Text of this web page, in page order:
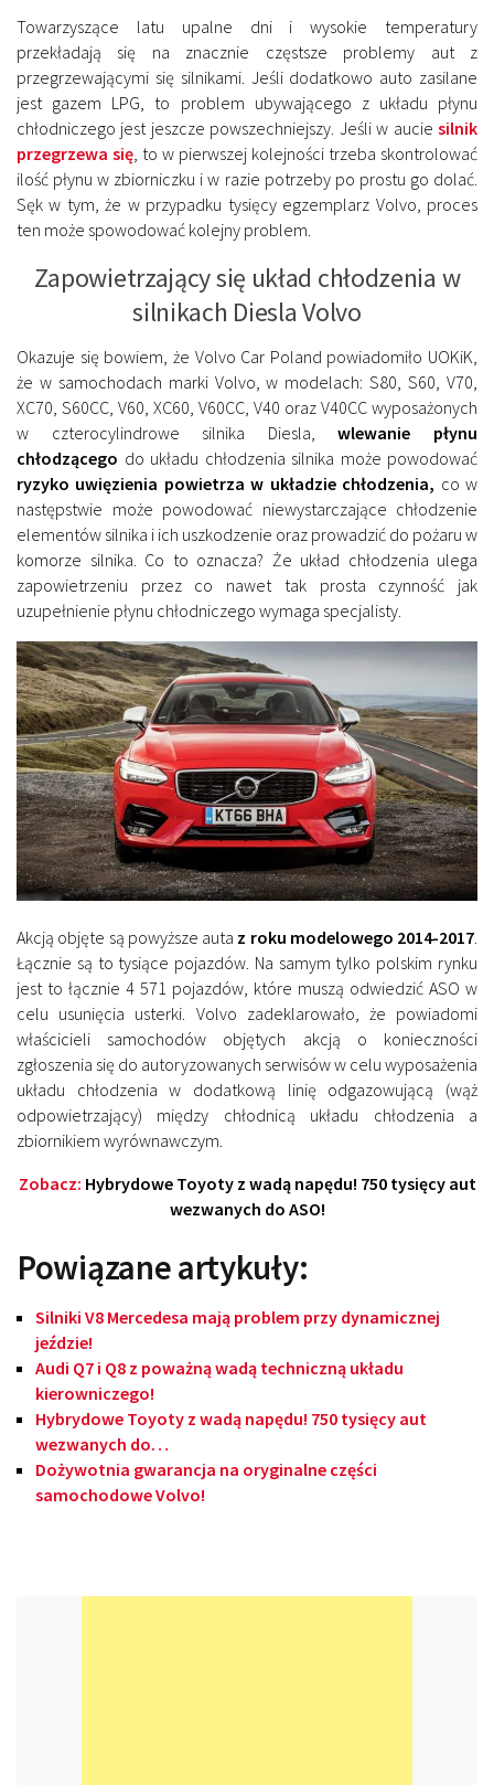
Towarzyszące latu upalne dni i wysokie temperatury
przekładają się na znacznie częstsze problemy aut z
przegrzewającymi się silnikami. Jeśli dodatkowo auto zasilane
jest gazem LPG, to problem ubywającego z układu płynu
chłodniczego jest jeszcze powszechniejszy. Jeśli w aucie silnik
przegrzewa się , to w pierwszej kolejności trzeba skontrolować
ilość płynu w zbiorniczku i w razie potrzeby po prostu go dolać.
Sęk w tym, że w przypadku tysięcy egzemplarz Volvo, proces
ten może spowodować kolejny problem.
Zapowietrzający się układ chłodzenia w
silnikach Diesla Volvo
Okazuje się bowiem, że Volvo Car Poland powiadomiło UOKiK,
że w samochodach marki Volvo, w modelach: S80, S60, V70,
XC70, S60CC, V60, XC60, V60CC, V40 oraz V40CC wyposażonych
w czterocylindrowe silnika Diesla,wlewanie płynu
chłodzącego do układu chłodzenia silnika może powodować
ryzyko uwięzienia powietrza w układzie chłodzenia, co w
następstwie może powodować niewystarczające chłodzenie
elementów silnika i ich uszkodzenie oraz prowadzić do pożaru w
komorze silnika. Co to oznacza? Że układ chłodzenia ulega
zapowietrzeniu przez co nawet tak prosta czynność jak
uzupełnienie płynu chłodniczego wymaga specjalisty.
Akcją objęte są powyższe auta z roku modelowego 2014-2017.
Łącznie są to tysiące pojazdów. Na samym tylko polskim rynku
jest to łącznie 4 571 pojazdów, które muszą odwiedzić ASO w
celu usunięcia usterki. Volvo zadeklarowało, że powiadomi
właścicieli samochodów objętych akcją o konieczności
zgłoszenia się do autoryzowanych serwisów w celu wyposażenia
układu chłodzenia w dodatkową linię odgazowującą (wąż
odpowietrzający) między chłodnicą układu chłodzenia a
zbiornikiem wyrównawczym.
Zobacz: Hybrydowe Toyoty z wadą napędu! 750 tysięcy aut
wezwanych do ASO!
Powiązane artykuły:
Silniki V8 Mercedesa mają problem przy dynamicznej
jeździe!
Audi Q7 i Q8 z poważną wadą techniczną układu
kierowniczego!
Hybrydowe Toyoty z wadą napędu! 750 tysięcy aut
wezwanych do…
Dożywotnia gwarancja na oryginalne części
samochodowe Volvo!